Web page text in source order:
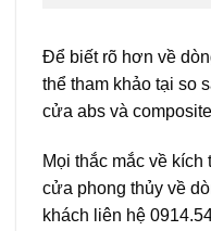
Để biết rõ hơn về
thể tham khảo tại so
cửa abs và composite
Mọi thắc mắc về
cửa phong thủy về
khách liên hệ